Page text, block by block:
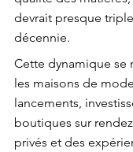
devrait presque
décennie.
Cette dynamique se
les maisons de
lancements,
boutiques sur
privés et des